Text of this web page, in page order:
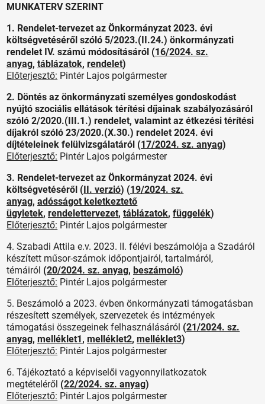
MUNKATERV SZERINT
1. Rendelet-tervezet az Önkormányzat 2023. évi
költségvetéséről szóló 5/2023.(II.24.) önkormányzati
rendelet IV. számú módosításáról (16/2024. sz.
anyag,táblázatok,rendelet)
Előterjesztő: Pintér Lajos polgármester
2. Döntés az önkormányzati személyes gondoskodást
nyújtó szociális ellátások térítési díjainak szabályozásáról
szóló 2/2020.(III.1.) rendelet, valamint az étkezési térítési
díjakról szóló 23/2020.(X.30.) rendelet 2024. évi
díjtételeinek felülvizsgálatáról (17/2024. sz. anyag)
Előterjesztő: Pintér Lajos polgármester
3. Rendelet-tervezet az Önkormányzat 2024. évi
költségvetéséről ( II. verzió) (19/2024. sz.
anyag,adósságot keletkeztető
ügyletek,rendelettervezet,táblázatok,függelék)
Előterjesztő: Pintér Lajos polgármester
4. Szabadi Attila e.v. 2023. II. félévi beszámolója a Szadáról
készített műsor-számok időpontjairól, tartalmáról,
témáiról (20/2024. sz. anyag, beszámoló)
Előterjesztő: Pintér Lajos polgármester
5. Beszámoló a 2023. évben önkormányzati támogatásban
részesített személyek, szervezetek és intézmények
támogatási összegeinek felhasználásáról (21/2024. sz.
anyag,melléklet1 ,melléklet2,melléklet3)
Előterjesztő: Pintér Lajos polgármester
6. Tájékoztató a képviselői vagyonnyilatkozatok
megtételéről (22/2024. sz. anyag)
Előterjesztő: Pintér Lajos polgármester